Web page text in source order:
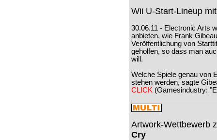
Wii U-Start-Lineup
30.06.11 - Electronic Arts
anbieten, wie Frank
Veröffentlichung von
geholfen, so dass man
will.
Welche Spiele genau von
stehen werden, sagte
CLICK (Gamesindustry:
Artwork-Wettbewerb
Cry